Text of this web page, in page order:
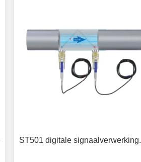
ST501 digitale signaalverwerking.